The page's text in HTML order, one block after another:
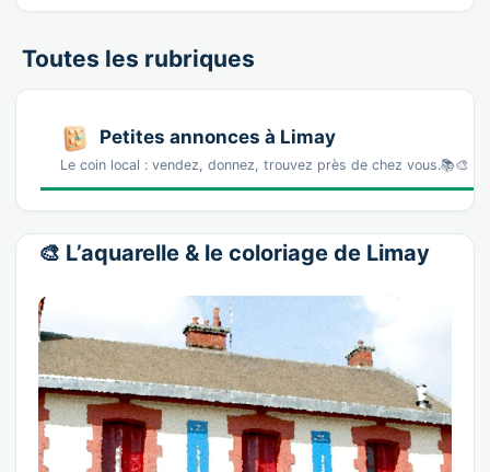
Toutes les rubriques
Petites annonces à Limay
Le coin local : vendez, donnez, trouvez près de chez vous.📚🎨
🎨 L’aquarelle & le coloriage de Limay